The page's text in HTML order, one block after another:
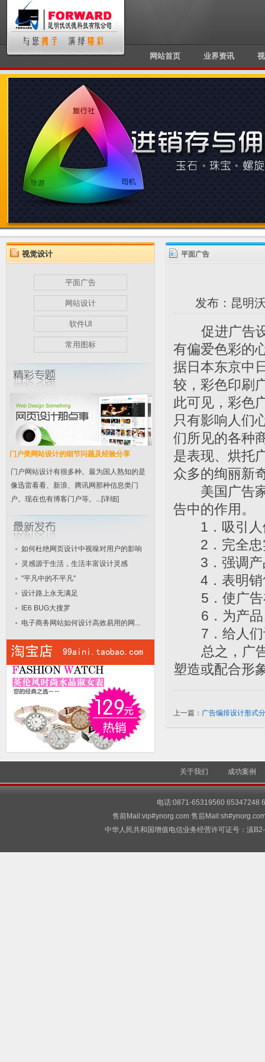
网站首页 业界资讯
视觉设计
平面广告
网站设计
软件UI
常用图标
门户类网站设计的细节问题及经验分享
门户网站设计有很多种。最为国人熟知的是
像迅雷看看、新浪、腾讯网那种信息类门
户。现在也有博客门户等。...[详细]
如何杜绝网页设计中视噪对用户的影响
灵感源于生活，生活丰富设计灵感
"平凡中的不平凡"
设计路上永无满足
IE6 BUG大搜罗
电子商务网站如何设计高效易用的网...
平面广告
发布：昆明
促进广告设
有偏爱色彩的
据日本东京中
较，彩色印刷
此可见，彩色
只有影响人们
们所见的各种
是表现、烘托
众多的绚丽新
美国广告家
告中的作用。
1．吸引人
2．完全忠
3．强调产
4．表明销
5．使广告
6．为产品
7．给人们
总之，广告
塑造或配合形
上一篇： 广告编排设计形式
关于我们 成功案例
电话:0871-65319560 65347248
售前Mail:vip#ynorg.com 售后
中华人民共和国增值电信业务经营许可证号：滇